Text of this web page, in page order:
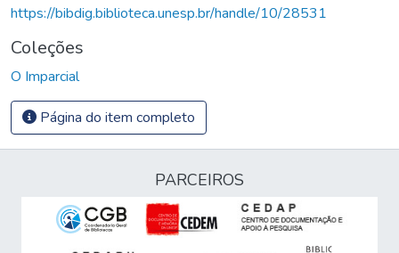
https://bibdig.biblioteca.unesp.br/handle/10/28531
Coleções
O Imparcial
Página do item completo
PARCEIROS